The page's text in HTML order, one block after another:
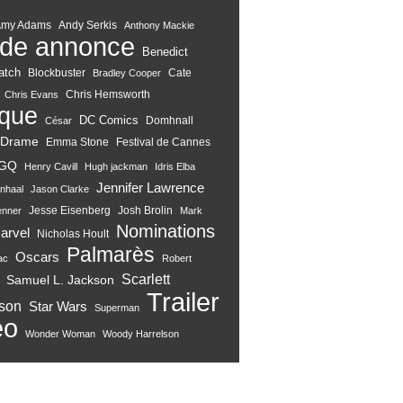
Adams Andy Serkis Anthony Mackie
annonce
Benedict
Blockbuster Bradley Cooper Cate
Chris Evans Chris Hemsworth
César DC Comics Domhnall
Drame Emma Stone Festival de Cannes
Henry Cavill Hugh jackman Idris Elba
Jason Clarke Jennifer Lawrence
Jesse Eisenberg Josh Brolin Mark
Nicholas Hoult Nominations
Oscars Palmarès Robert
Samuel L. Jackson
Scarlett
Star Wars Superman Trailer
Wonder Woman Woody Harrelson